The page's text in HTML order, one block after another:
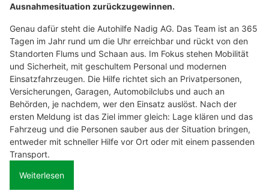
Ausnahmesituation zurückzugewinnen.
Genau dafür steht die Autohilfe Nadig AG. Das Team ist an 365
Tagen im Jahr rund um die Uhr erreichbar und rückt von den
Standorten Flums und Schaan aus. Im Fokus stehen Mobilität
und Sicherheit, mit geschultem Personal und modernen
Einsatzfahrzeugen. Die Hilfe richtet sich an Privatpersonen,
Versicherungen, Garagen, Automobilclubs und auch an
Behörden, je nachdem, wer den Einsatz auslöst. Nach der
ersten Meldung ist das Ziel immer gleich: Lage klären und das
Fahrzeug und die Personen sauber aus der Situation bringen,
entweder mit schneller Hilfe vor Ort oder mit einem passenden
Transport.
Weiterlesen